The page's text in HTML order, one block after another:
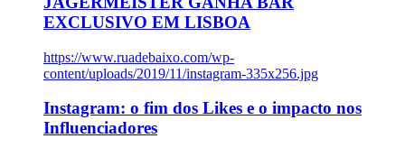
EXCLUSIVO EM LISBOA
https://www.ruadebaixo.com/wp-
content/uploads/2019/11/instagram-335x256.jpg
Instagram: o fim dos Likes e o impacto nos
Influenciadores